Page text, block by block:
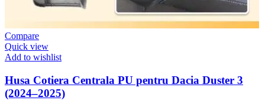
Compare
Quick view
Add to wishlist
Husa Cotiera Centrala PU pentru Dacia Duster 3
(2024–2025)